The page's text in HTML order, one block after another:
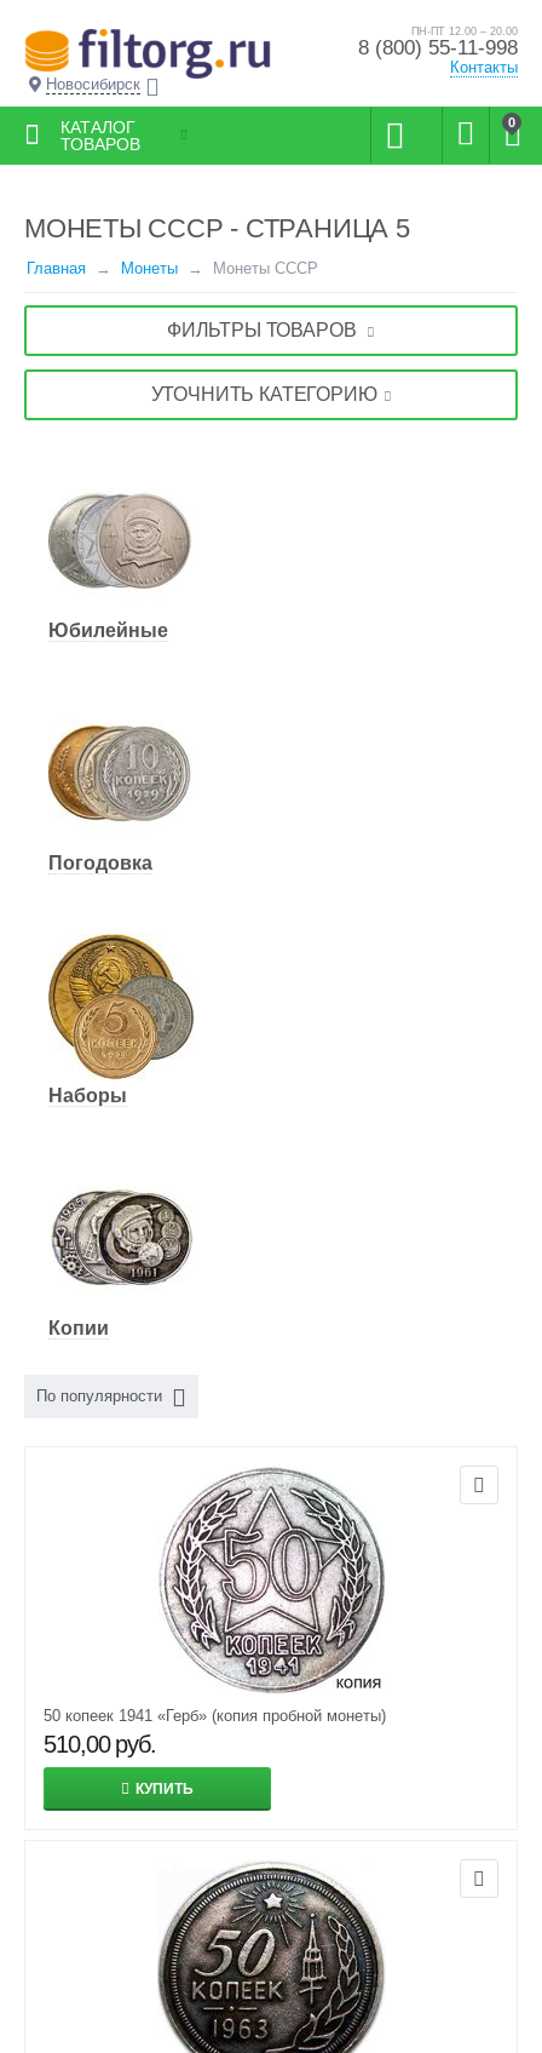
Новосибирск
ПН-ПТ 12.00 – 20.00
8 (800) 55-11-998
Контакты
0
КАТАЛОГ
ТОВАРОВ
МОНЕТЫ СССР - СТРАНИЦА 5
Главная Монеты Монеты СССР
ФИЛЬТРЫ ТОВАРОВ
УТОЧНИТЬ КАТЕГОРИЮ
Юбилейные
Погодовка
Наборы
Копии
По популярности
50 копеек 1941 «Герб» (копия пробной монеты)
510,00 руб.
КУПИТЬ